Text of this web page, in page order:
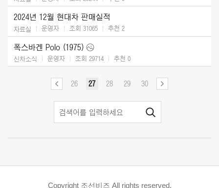
2024년 12월 현대차 판매실적
자료실 운영자 조회 31065 추천 2
폭스바겐 Polo (1975)
신차소식 운영자 조회 29714 추천 0
26 27 28 29 30
Copyright 조선비즈 All rights reserved.